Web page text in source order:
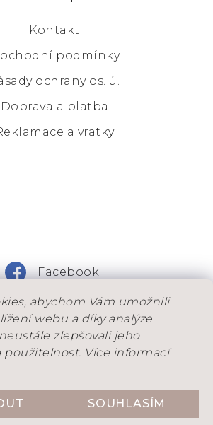
abychom Vám umožnili
webu a díky analýze
zlepšovali jeho
použitelnost. Více informací
SOUHLASÍM
které stihneme odeslad
Kontakt
podmínky
ochrany os. ú.
Doprava a platba
a vratky
Facebook
Instagram
Vytvořil Shoptet